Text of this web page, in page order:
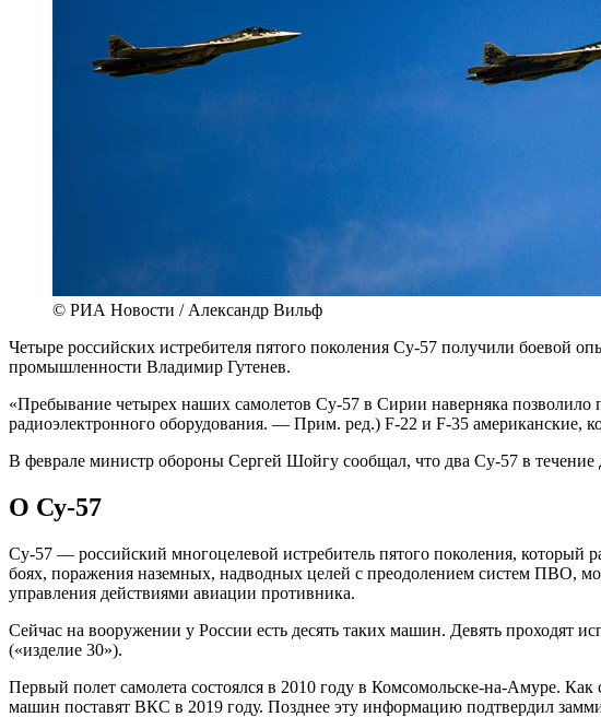
© РИА Новости / Александр Вильф
Четыре российских истребителя пятого поколения Су-57 получили боевой
промышленности Владимир Гутенев.
«Пребывание четырех наших самолетов Су-57 в Сирии наверняка
радиоэлектронного оборудования. — Прим. ред.) F-22 и F-35 американские,
В феврале министр обороны Сергей Шойгу сообщал, что два Су-57 в
О Су-57
Су-57 — российский многоцелевой истребитель пятого поколения,
боях, поражения наземных, надводных целей с преодолением систем ПВО,
управления действиями авиации противника.
Сейчас на вооружении у России есть десять таких машин. Девять проходят
(«изделие 30»).
Первый полет самолета состоялся в 2010 году в Комсомольске-на-Амуре.
машин поставят ВКС в 2019 году. Позднее эту информацию подтвердил